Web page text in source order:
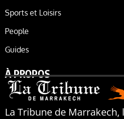
Sports et Loisirs
People
Guides
À PROPOS
La Tribune de Marrakech,